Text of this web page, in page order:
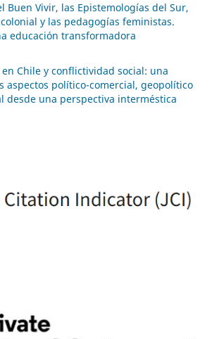
Buen Vivir, las Epistemologías del Sur,
y las pedagogías feministas.
educación transformadora
Chile y conflictividad social: una
aspectos político-comercial, geopolítico
desde una perspectiva interméstica